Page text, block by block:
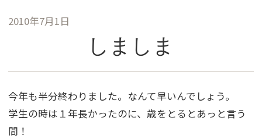
2010年7月1日
しましま
今年も半分終わりました。なんて早いんでしょう。
学生の時は１年長かったのに、歳をとるとあっと言う
間！